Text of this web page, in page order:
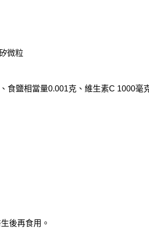
微粒
食鹽相當量0.001克、維生素C 1000毫
後再食用。